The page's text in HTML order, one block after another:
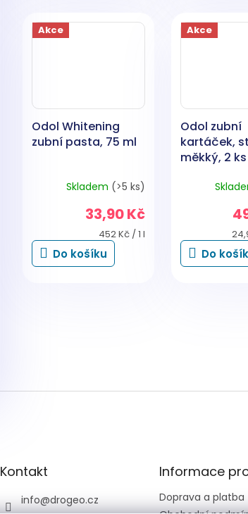
Akce
Odol Whitening
zubní pasta, 75 ml
Skladem (>5 ks)
33,90 Kč
Měrná
cena:
452 Kč / 1 l
Do košíku
Akce
Odol zubní
kartáček,
měkký, 2 ks
Do
Kontakt
info@drogeo.cz
Informace
Doprava a platba